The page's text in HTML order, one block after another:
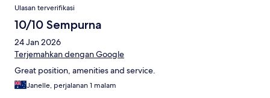
Ulasan terverifikasi
10/10 Sempurna
24 Jan 2026
Terjemahkan dengan Google
Great position, amenities and service.
Janelle, perjalanan 1 malam